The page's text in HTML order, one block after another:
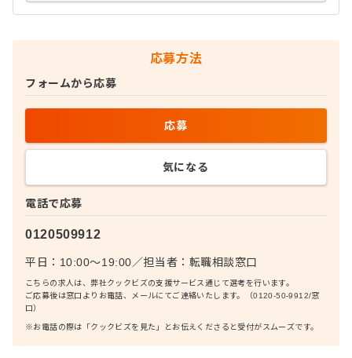
応募方法
電話で応募
0120509912
平日：10:00〜19:00／担当者： 転職相談窓口
こちらの求人は、弊社クックビズの支援サービス通じて選考を行います。
ご応募後は窓口よりお電話、メールにてご連絡いたします。（0120-50-9912/窓
口）
※お電話の際は「クックビズを見た」とお伝えくださると受付がスムーズです。
フォームから応募
応募
気になる